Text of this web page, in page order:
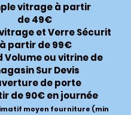
vitrage à partir
de 49€
et Verre Sécurit
à partir de 99€
Volume ou vitrine de
Sur Devis
de porte
de 90€ en journée
moyen fourniture (min